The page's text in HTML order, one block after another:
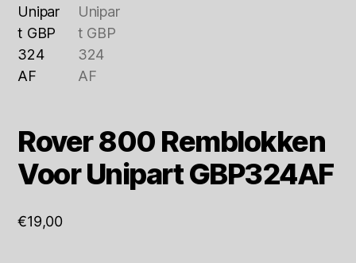
Rover 800 Remblokken
Voor Unipart GBP324AF
€19,00